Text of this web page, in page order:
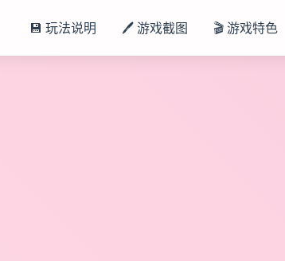
💾 玩法说明 🖊️ 游戏截图 🎬 游戏特色